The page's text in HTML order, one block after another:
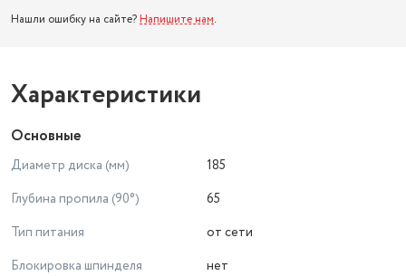
Нашли ошибку на сайте? Напишите нам.
Характеристики
Основные
Диаметр диска (мм)
185
Глубина пропила (90°)
65
Тип питания
от сети
Блокировка шпинделя
нет